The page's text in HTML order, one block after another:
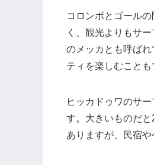
コロンボとゴール
く、観光よりもサ
のメッカとも呼ば
ティを楽しむことも
ヒッカドゥワのサ
す。大きいものだ
ありますが、民宿